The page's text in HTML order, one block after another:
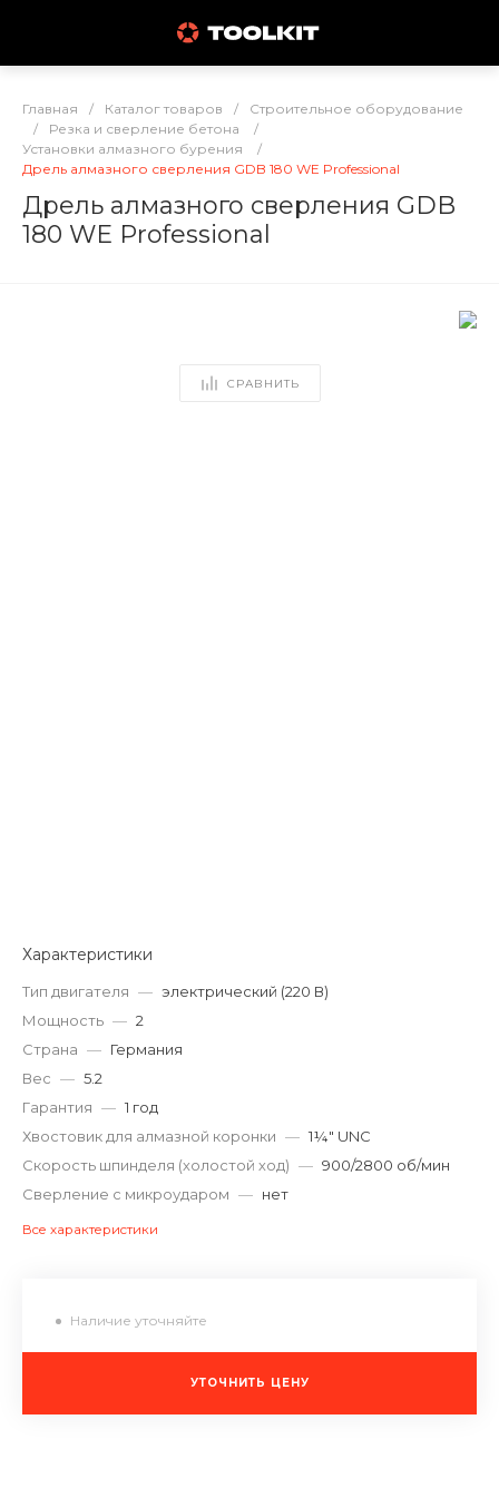
Главная / Каталог товаров /
Строительное оборудование
/
Резка и сверление бетона
/
Установки алмазного бурения
/
Дрель алмазного сверления GDB 180 WE Professional
Дрель алмазного сверления GDB
180 WE Professional
СРАВНИТЬ
Характеристики
Тип двигателя — электрический (220 В)
Мощность — 2
Страна — Германия
Вес — 5.2
Гарантия — 1 год
Хвостовик для алмазной коронки — 1¼″ UNC
Скорость шпинделя (холостой ход) — 900/2800 об/мин
Сверление с микроударом — нет
Все характеристики
Наличие уточняйте
УТОЧНИТЬ ЦЕНУ